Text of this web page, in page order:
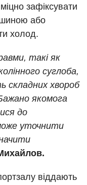
та неврології
зафіксувати
або
холод.
такі як
суглоба,
складних хвороб
якомога
до
уточнити
віддають